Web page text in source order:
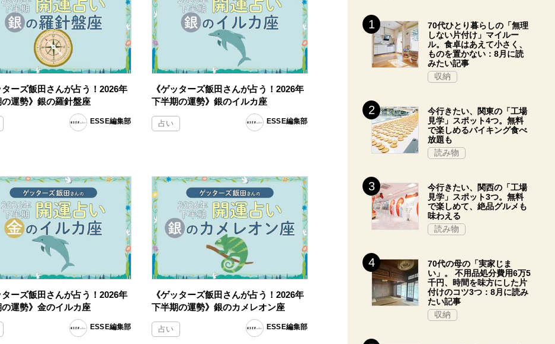
ターズ飯田さんが占う！2026年
運勢》銀の羅針盤座
ESSE編集部
《ゲッターズ飯田さんが占う！2026年
下半期の運勢》銀のイルカ座
占い ESSE編集部
ターズ飯田さんが占う！2026年
運勢》金のイルカ座
ESSE編集部
《ゲッターズ飯田さんが占う！2026年
下半期の運勢》銀のカメレオン座
占い ESSE編集部
70代ひとり暮らしの「無理
しない片付け」マイルー
ル。食卓はあえて小さく、
ものを置かない：8月に読
みたい記事
収納
今行きたい、関東の「工場
見学」スポット4つ。無料
で楽しめるバイキング食べ
放題も
読み物
今行きたい、関西の「工場
見学」スポット3つ。無料
で楽しめて、絶品グルメも
味わえる
読み物
70代の母の「実家じま
い」。 不用品処分費用6万5
千円、時間を味方にした片
付けのコツ3つ：8月に読み
たい記事
収納